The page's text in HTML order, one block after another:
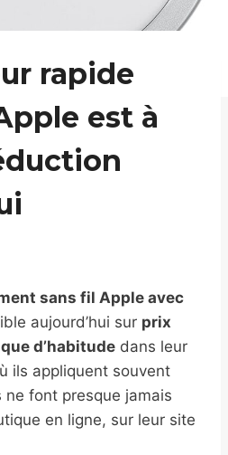
rapide
est à
sans fil Apple avec
aujourd’hui sur prix
d’habitude dans leur
ils appliquent souvent
ne font presque jamais
en ligne, sur leur site